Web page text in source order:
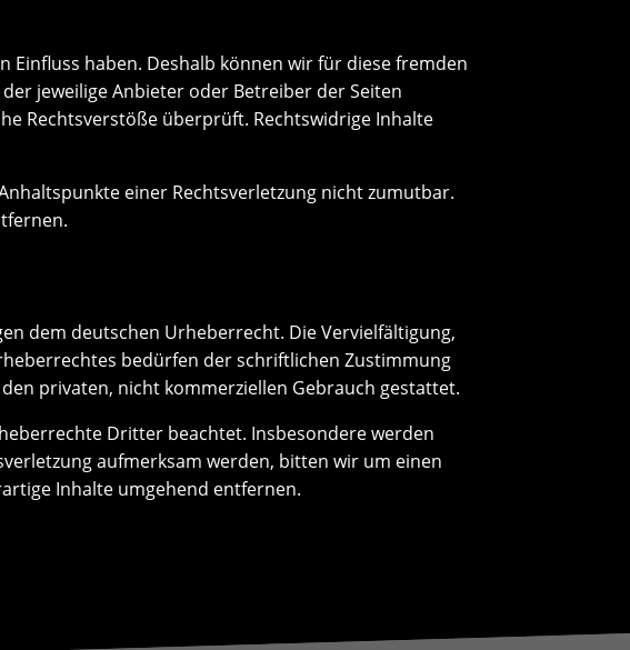
haben. Deshalb können wir für diese fremden
jeweilige Anbieter oder Betreiber der Seiten
Rechtsverstöße überprüft. Rechtswidrige Inhalte
einer Rechtsverletzung nicht zumutbar.
dem deutschen Urheberrecht. Die Vervielfältigung,
bedürfen der schriftlichen Zustimmung
privaten, nicht kommerziellen Gebrauch gestattet.
Dritter beachtet. Insbesondere werden
aufmerksam werden, bitten wir um einen
Inhalte umgehend entfernen.